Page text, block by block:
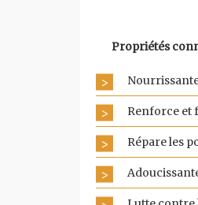
Propriétés
Renforce et
Répare les